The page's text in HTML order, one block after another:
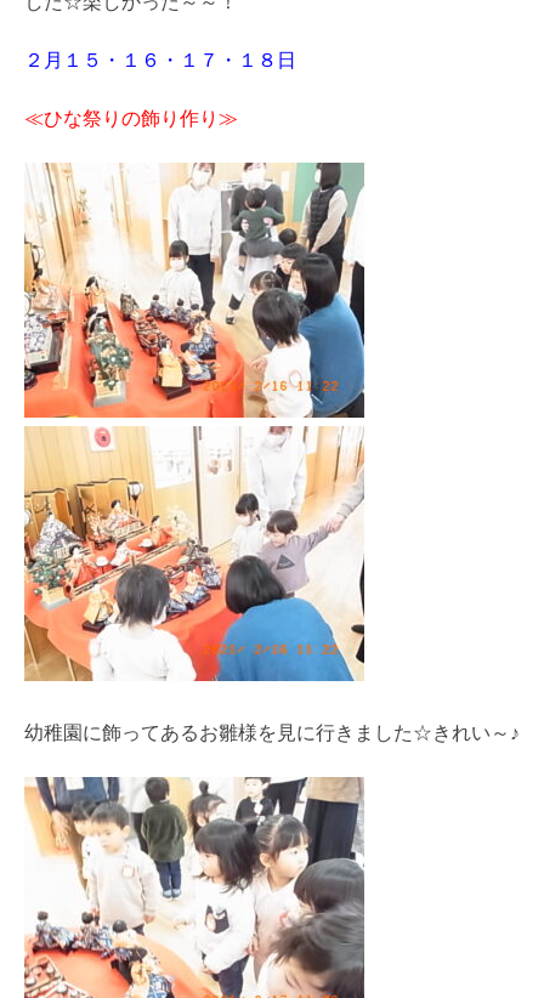
２月１５・１６・１７・１８日
≪ひな祭りの飾り作り≫
幼稚園に飾ってあるお雛様を見に行きました☆きれい～♪